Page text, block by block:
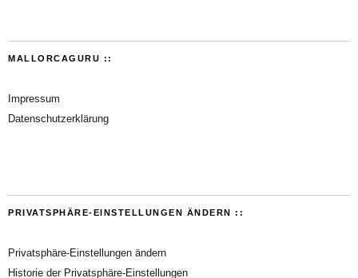
MALLORCAGURU ::
Impressum
Datenschutzerklärung
PRIVATSPHÄRE-EINSTELLUNGEN ÄNDERN ::
Privatsphäre-Einstellungen ändern
Historie der Privatsphäre-Einstellungen